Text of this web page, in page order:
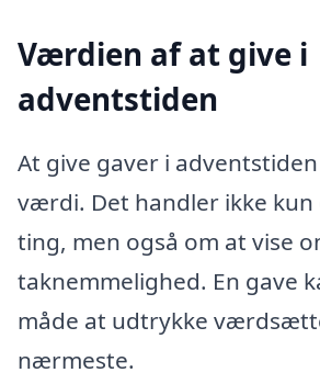
Værdien af at give i
adventstiden
At give gaver i
værdi. Det handler ikke
ting, men også om at vise
taknemmelighed. En gave
måde at udtrykke
nærmeste.